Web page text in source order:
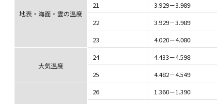
地表・海面・雲の温度
21
3.929－3.989
22
3.929－3.989
23
4.020－4.080
大気温度
24
4.433－4.598
25
4.482－4.549
26
1.360－1.390